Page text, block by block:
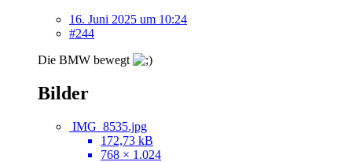
16. Juni 2025 um 10:24
#244
Die BMW bewegt
Bilder
IMG_8535.jpg
172,73 kB
768 × 1.024